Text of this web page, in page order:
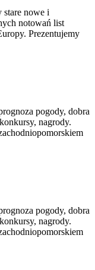
nowe i
notowań list
Prezentujemy
pogody, dobra
nagrody.
pogody, dobra
nagrody.